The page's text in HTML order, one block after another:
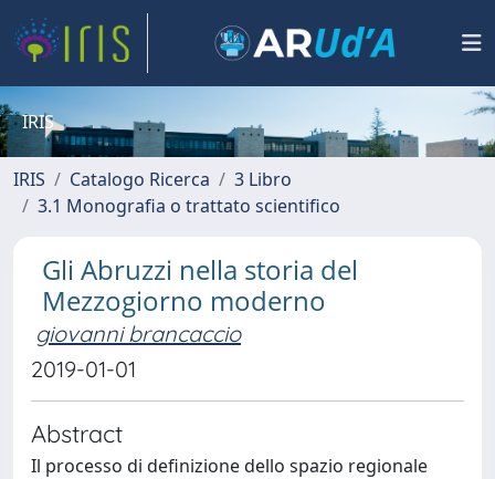
IRIS
IRIS Catalogo Ricerca
3 Libro
3.1 Monografia o trattato scientifico
Gli Abruzzi nella storia del
Mezzogiorno moderno
giovanni brancaccio
2019-01-01
Abstract
Il processo di definizione dello spazio regionale